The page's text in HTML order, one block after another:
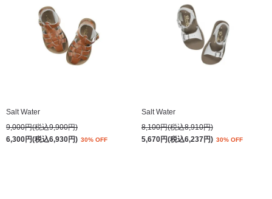
Salt Water
9,000円(税込9,900円)
6,300円(税込6,930円) 30% OFF
Salt Water
8,100円(税込8,910円)
5,670円(税込6,237円) 30% OFF